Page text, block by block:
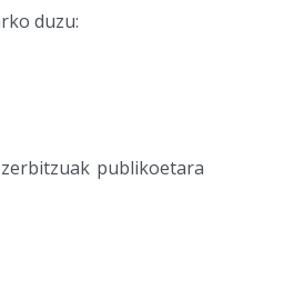
duzu:
publikoetara